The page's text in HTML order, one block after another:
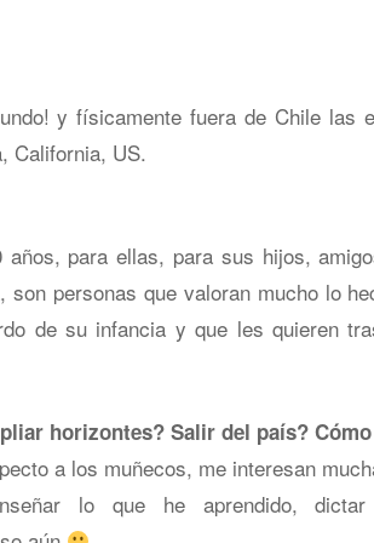
y físicamente fuera de Chile las
California, US.
para ellas, para sus hijos,
personas que valoran mucho lo
de su infancia y que les quieren
horizontes? Salir del país?
a los muñecos, me interesan
lo que he aprendido,